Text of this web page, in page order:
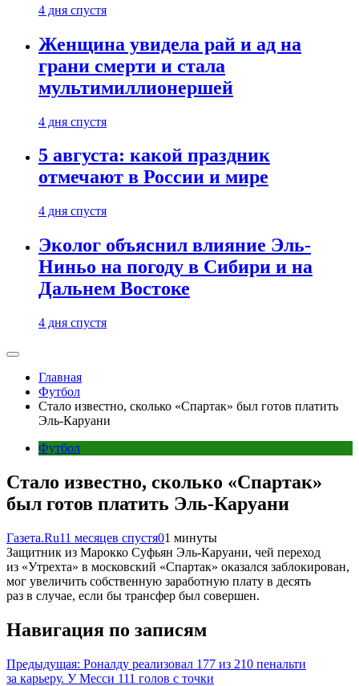
4 дня спустя
Женщина увидела рай и ад на
грани смерти и стала
мультимиллионершей
4 дня спустя
5 августа: какой праздник
отмечают в России и мире
4 дня спустя
Эколог объяснил влияние Эль-
Ниньо на погоду в Сибири и на
Дальнем Востоке
4 дня спустя
Главная
Футбол
Стало известно, сколько «Спартак» был готов платить
Эль-Каруани
Футбол
Стало известно, сколько «Спартак»
был готов платить Эль-Каруани
Газета.Ru11 месяцев спустя01 минуты
Защитник из Марокко Суфьян Эль-Каруани, чей переход
из «Утрехта» в московский «Спартак» оказался заблокирован,
мог увеличить собственную заработную плату в десять
раз в случае, если бы трансфер был совершен.
Навигация по записям
Предыдущая: Роналду реализовал 177 из 210 пенальти
за карьеру. У Месси 111 голов с точки